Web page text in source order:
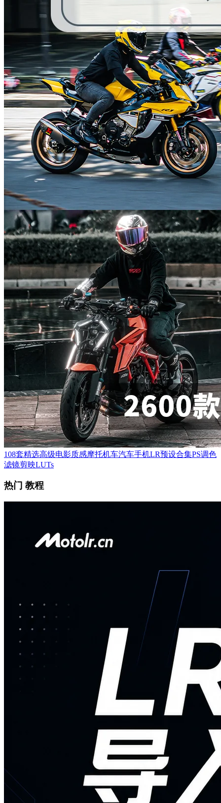
108套精选高级电影质感摩托机车汽车手机LR预设合集PS调色
滤镜剪映LUTs
热门 教程